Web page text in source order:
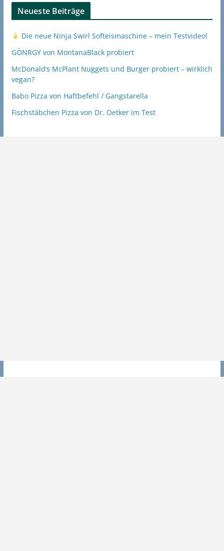
Neueste Beiträge
Die neue Ninja Swirl Softeismaschine – mein Testvideo!
GÖNRGY von MontanaBlack probiert
McDonald’s McPlant Nuggets und Burger probiert – wirklich
vegan?
Babo Pizza von Haftbefehl / Gangstarella
Fischstäbchen Pizza von Dr. Oetker im Test